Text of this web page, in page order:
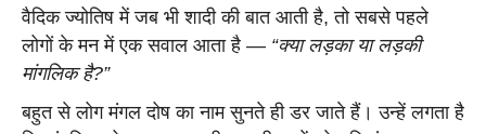
वैदिक ज्योतिष में जब भी शादी की बात आती है, तो सबसे पहले
लोगों के मन में एक सवाल आता है — “क्या लड़का या लड़की
मांगलिक है?”
बहुत से लोग मंगल दोष का नाम सुनते ही डर जाते हैं। उन्हें लगता है